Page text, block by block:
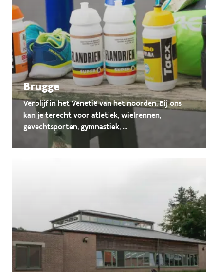
Brugge
Verblijf in het Venetië van het noorden. Bij ons
kan je terecht voor atletiek, wielrennen,
gevechtsporten, gymnastiek, ...